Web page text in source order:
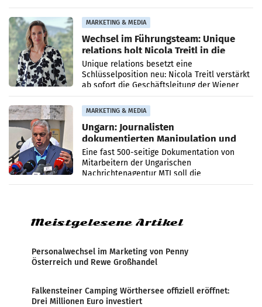
MARKETING & MEDIA
Wechsel im Führungsteam: Unique
relations holt Nicola Treitl in die
Geschäftsleitung
Unique relations besetzt eine
Schlüsselposition neu: Nicola Treitl verstärkt
ab sofort die Geschäftsleitung der Wiener
PR-Agentur an der Seite von Josef Kalina und
Anna Kalina-Mahr.
MARKETING & MEDIA
Ungarn: Journalisten
dokumentierten Manipulation und
Zensur
Eine fast 500-seitige Dokumentation von
Mitarbeitern der Ungarischen
Nachrichtenagentur MTI soll die
systematische Nachrichten-Manipulation und
Meistgelesene Artikel
Personalwechsel im Marketing von Penny
Österreich und Rewe Großhandel
Falkensteiner Camping Wörthersee offiziell eröffnet:
Drei Millionen Euro investiert